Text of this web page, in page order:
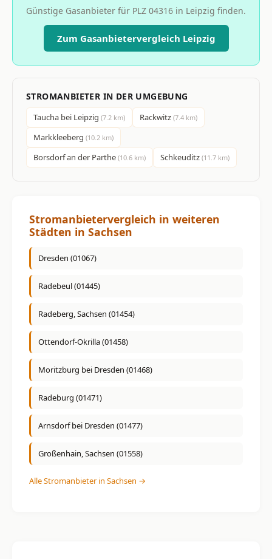
Günstige Gasanbieter für PLZ 04316 in Leipzig finden.
Zum Gasanbietervergleich Leipzig
STROMANBIETER IN DER UMGEBUNG
Taucha bei Leipzig (7.2 km) Rackwitz (7.4 km)
Markkleeberg (10.2 km)
Borsdorf an der Parthe (10.6 km) Schkeuditz (11.7 km)
Stromanbietervergleich in weiteren
Städten in Sachsen
Dresden (01067)
Radebeul (01445)
Radeberg, Sachsen (01454)
Ottendorf-Okrilla (01458)
Moritzburg bei Dresden (01468)
Radeburg (01471)
Arnsdorf bei Dresden (01477)
Großenhain, Sachsen (01558)
Alle Stromanbieter in Sachsen →